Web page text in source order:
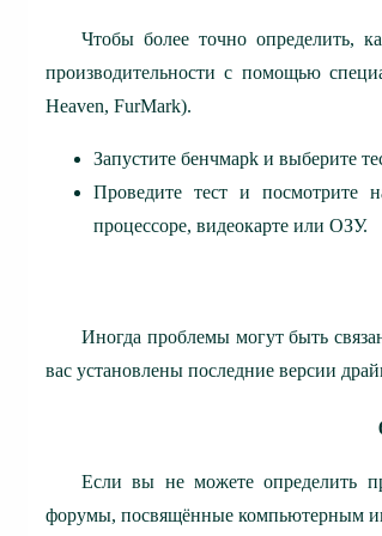
Чтобы более точно определить,
производительности с помощью
Heaven, FurMark).
Запустите бенчмарk и выберите
Проведите тест и посмотрите
процессоре, видеокарте или ОЗУ.
Иногда проблемы могут быть
вас установлены последние версии
Если вы не можете определить
форумы, посвящённые компьютерным